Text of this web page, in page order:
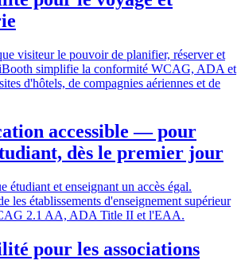
visiteur le pouvoir de planifier, réserver et
simplifie la conformité WCAG, ADA et
d'hôtels, de compagnies aériennes et de
accessible — pour
dès le premier jour
étudiant et enseignant un accès égal.
les établissements d'enseignement supérieur
2.1 AA, ADA Title II et l'EAA.
pour les associations